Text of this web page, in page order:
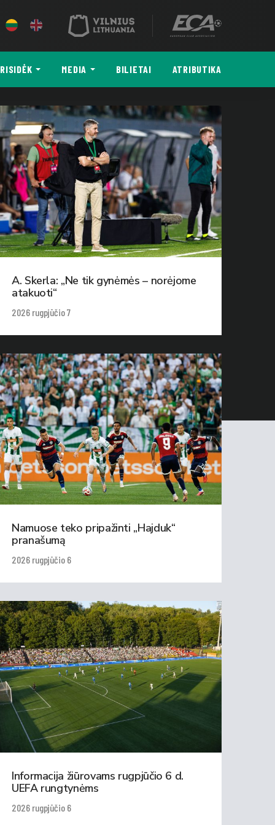
MEDIA BILIETAI ATRIBUTIKA
A. Skerla: „Ne tik gynėmės – norėjome
atakuoti“
2026 rugpjūčio 7
Namuose teko pripažinti „Hajduk“
pranašumą
2026 rugpjūčio 6
Informacija žiūrovams rugpjūčio 6 d.
UEFA rungtynėms
2026 rugpjūčio 6